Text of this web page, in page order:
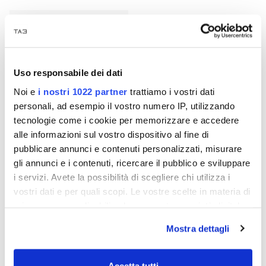
Uso responsabile dei dati
Noi e i nostri 1022 partner trattiamo i vostri dati
personali, ad esempio il vostro numero IP, utilizzando
tecnologie come i cookie per memorizzare e accedere
alle informazioni sul vostro dispositivo al fine di
pubblicare annunci e contenuti personalizzati, misurare
gli annunci e i contenuti, ricercare il pubblico e sviluppare
i servizi. Avete la possibilità di scegliere chi utilizza i
vostri dati e per quali scopi. Le vostre scelte in materia di
modificare o revocare il proprio consenso in qualsiasi
momento dalla Dichiarazione sui cookie o facendo clic
sull'icona di attivazione della privacy.
Mostra dettagli
Kosmos-Globus
€ 129,00 € 116,10